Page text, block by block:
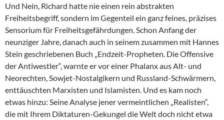
Und Nein, Richard hatte nie einen rein abstrakten
Freiheitsbegriff, sondern im Gegenteil ein ganz feines, präzises
Sensorium für Freiheitsgefährdungen. Schon Anfang der
neunziger Jahre, danach auch in seinem zusammen mit Hannes
Stein geschriebenen Buch „Endzeit-Propheten. Die Offensive
der Antiwestler“, warnte er vor einer Phalanx aus Alt- und
Neorechten, Sowjet-Nostalgikern und Russland-Schwärmern,
enttäuschten Marxisten und Islamisten. Und es kam noch
etwas hinzu: Seine Analyse jener vermeintlichen „Realisten“,
die mit Ihrem Diktaturen-Gekungel die Welt doch nicht etwa